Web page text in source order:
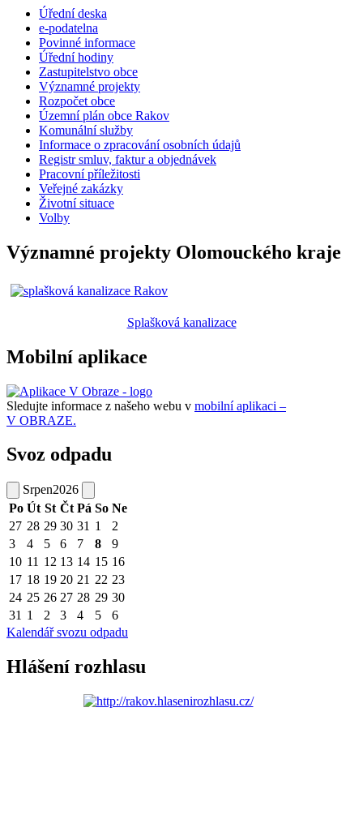
Úřední deska
e-podatelna
Povinné informace
Úřední hodiny
Zastupitelstvo obce
Významné projekty
Rozpočet obce
Územní plán obce Rakov
Komunální služby
Informace o zpracování osobních údajů
Registr smluv, faktur a objednávek
Pracovní příležitosti
Veřejné zakázky
Životní situace
Volby
Významné projekty Olomouckého kraje
Splašková kanalizace
Mobilní aplikace
Sledujte informace z našeho webu v mobilní aplikaci –
V OBRAZE.
Svoz odpadu
Srpen2026
Po Út St Čt Pá So Ne
27 28 29 30 31 1
2
3
4 5 6 7 8
9
10 11 12 13 14 15 16
17 18 19 20 21 22 23
24 25 26 27 28 29 30
31 1 2 3 4 5
6
Kalendář svozu odpadu
Hlášení rozhlasu